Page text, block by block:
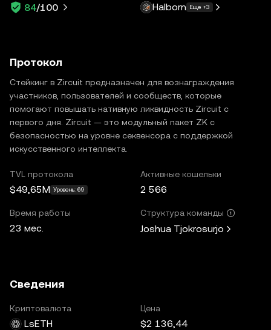
84/100 Halborn Еще +3
Протокол
Стейкинг в Zircuit предназначен для вознаграждения
участников, пользователей и сообществ, которые
помогают повышать нативную ликвидность Zircuit с
первого дня. Zircuit — это модульный пакет ZK с
безопасностью на уровне секвенсора с поддержкой
искусственного интеллекта.
TVL протокола
$49,65M Уровень: 69
Активные кошельки
2 566
Время работы
23 мес.
Структура команды
Joshua Tjokrosurjo
Сведения
Криптовалюта
LsETH
Цена
$2 136,44